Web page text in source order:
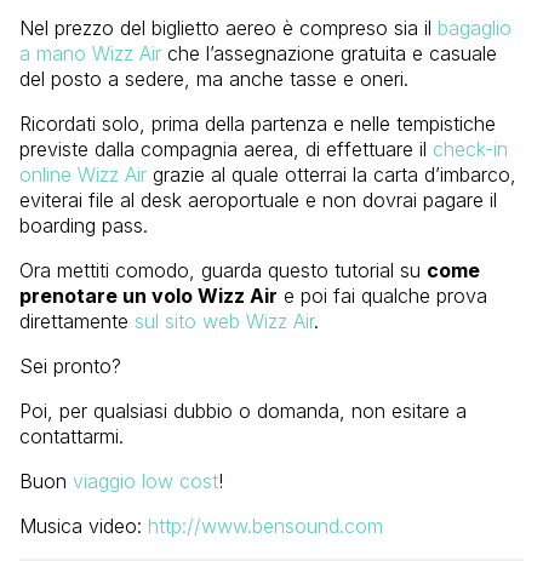
Nel prezzo del biglietto aereo è compreso sia il bagaglio
a mano Wizz Air che l’assegnazione gratuita e casuale
del posto a sedere, ma anche tasse e oneri.
Ricordati solo, prima della partenza e nelle tempistiche
previste dalla compagnia aerea, di effettuare il check-in
online Wizz Air grazie al quale otterrai la carta d’imbarco,
eviterai file al desk aeroportuale e non dovrai pagare il
boarding pass.
Ora mettiti comodo, guarda questo tutorial su come
prenotare un volo Wizz Air e poi fai qualche prova
direttamente sul sito web Wizz Air.
Sei pronto?
Poi, per qualsiasi dubbio o domanda, non esitare a
contattarmi.
Buon viaggio low cost!
Musica video: http://www.bensound.com